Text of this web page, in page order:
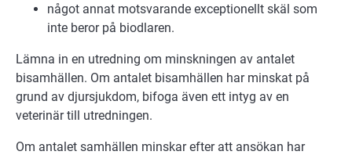
något annat motsvarande exceptionellt skäl som
inte beror på biodlaren.
Lämna in en utredning om minskningen av antalet
bisamhällen. Om antalet bisamhällen har minskat på
grund av djursjukdom, bifoga även ett intyg av en
veterinär till utredningen.
Om antalet samhällen minskar efter att ansökan har